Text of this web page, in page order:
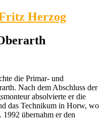
Herzog
die Primar- und
Nach dem Abschluss der
absolvierte er die
das Technikum in Horw, wo
übernahm er den